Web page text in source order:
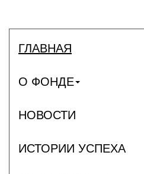
ГЛАВНАЯ
О ФОНДЕ
НОВОСТИ
ИСТОРИИ УСПЕХА